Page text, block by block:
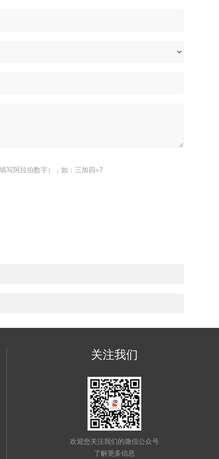
写阿拉伯数字），如：三加四=7
关注我们
欢迎您关注我们的微信公众号
了解更多信息